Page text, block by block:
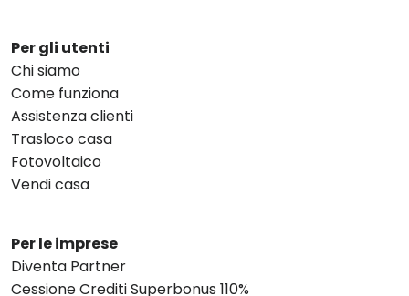
Per gli utenti
Chi siamo
Come funziona
Assistenza clienti
Trasloco casa
Fotovoltaico
Vendi casa
Per le imprese
Diventa Partner
Cessione Crediti Superbonus 110%